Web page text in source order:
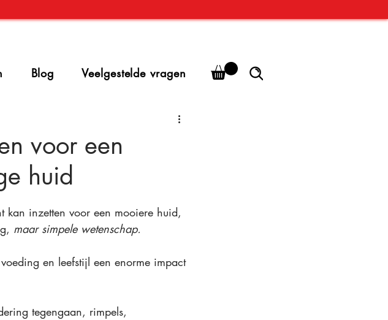
Blog Veelgestelde vragen
voor een
huid
inzetten voor een mooiere huid,
maar simpele wetenschap.
en leefstijl een enorme impact
tegengaan, rimpels,